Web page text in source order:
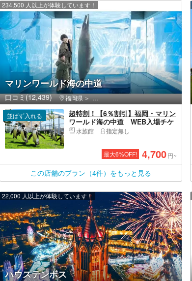
マリンワールド海の中道
口コミ(12,439) 福岡県 東区（福岡市）・香椎・海の中道
234,500 人以上が体験しています！
超特割！【6％割引】福岡・マリン
ワールド海の中道 WEB入場チケ
ット（大人2名ペア券）
水族館 指定無し
並ばず入れる
最大6%OFF! 4,700円~
この店舗のプラン（4件）をもっと見る
ハウステンボス
22,000 人以上が体験しています！